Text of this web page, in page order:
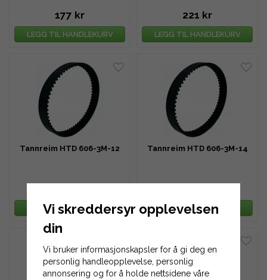
177 kr
LEGG TIL HANDLEKURV
221 kr
LEGG TIL HANDLEKURV
Tannreim HTD 606-3M-12
LEGG TIL HANDLEKURV
Tannreim HTD 606-3M-14
LEGG TIL HANDLEKURV
Vi skreddersyr opplevelsen
din
Vi bruker informasjonskapsler for å gi deg en
personlig handleopplevelse, personlig
annonsering og for å holde nettsidene våre